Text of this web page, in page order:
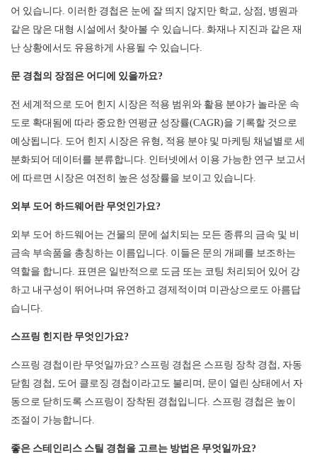
어 있습니다. 이러한 경첩은 눈에 잘 띄지 않지만 학교, 상점, 병원과
같은 많은 대형 시설에서 찾아볼 수 있습니다. 화재나 지진과 같은 재
난 상황에서도 유용하게 사용될 수 있습니다.
문 경첩의 장점은 어디에 있을까요?
전 세계적으로 도어 힌지 시장은 적용 범위와 활용 분야가 놀라운 속
도로 확대됨에 따라 중요한 연평균 성장률(CAGR)을 기록할 것으로
예상됩니다. 도어 힌지 시장은 유형, 적용 분야 및 마케팅 채널별로 세
분화되어 데이터를 분류합니다. 인터넷에서 이용 가능한 연구 보고서
에 따르면 시장은 여전히 ​​높은 성장률을 보이고 있습니다.
외부 도어 하드웨어란 무엇인가요?
외부 도어 하드웨어는 건물의 문에 설치되는 모든 종류의 금속 및 비
금속 부속품을 총칭하는 이름입니다. 이들은 문의 개폐를 보조하는
역할을 합니다. 표면은 일반적으로 도금 또는 코팅 처리되어 있어 강
하고 내구성이 뛰어나며 유연하고 경제적이며 미관상으로도 아름답
습니다.
스프링 힌지란 무엇인가요?
스프링 경첩이란 무엇일까요? 스프링 경첩은 스프링 장착 경첩, 자동
닫힘 경첩, 도어 클로징 경첩이라고도 불리며, 문이 열린 상태에서 자
동으로 닫히도록 스프링이 장착된 경첩입니다. 스프링 경첩은 높이
조절이 가능합니다.
좋은 스테인리스 스틸 경첩을 고르는 방법은 무엇일까요?